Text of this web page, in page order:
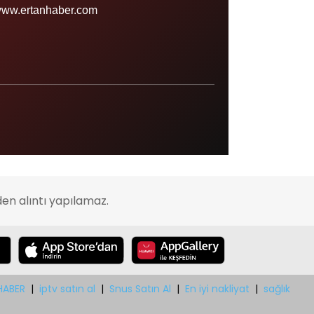
Sinop
Tekirdağ
Tunceli
Van
Yozgat
Zonguldak
alıntı yapılamaz.
| iptv satın al | Snus Satın Al | En iyi nakliyat | sağlık